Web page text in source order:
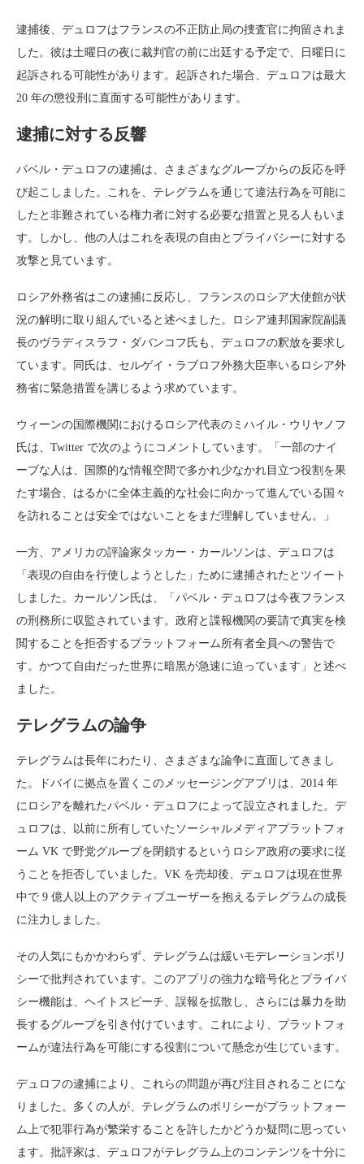
逮捕後、デュロフはフランスの不正防止局の捜査官に拘留されま
した。彼は土曜日の夜に裁判官の前に出廷する予定で、日曜日に
起訴される可能性があります。起訴された場合、デュロフは最大
20 年の懲役刑に直面する可能性があります。
逮捕に対する反響
パベル・デュロフの逮捕は、さまざまなグループからの反応を呼
び起こしました。これを、テレグラムを通じて違法行為を可能に
したと非難されている権力者に対する必要な措置と見る人もいま
す。しかし、他の人はこれを表現の自由とプライバシーに対する
攻撃と見ています。
ロシア外務省はこの逮捕に反応し、フランスのロシア大使館が状
況の解明に取り組んでいると述べました。ロシア連邦国家院副議
長のヴラディスラフ・ダバンコフ氏も、デュロフの釈放を要求し
ています。同氏は、セルゲイ・ラブロフ外務大臣率いるロシア外
務省に緊急措置を講じるよう求めています。
ウィーンの国際機関におけるロシア代表のミハイル・ウリヤノフ
氏は、Twitter で次のようにコメントしています。「一部のナイ
ーブな人は、国際的な情報空間で多かれ少なかれ目立つ役割を果
たす場合、はるかに全体主義的な社会に向かって進んでいる国々
を訪れることは安全ではないことをまだ理解していません。」
一方、アメリカの評論家タッカー・カールソンは、デュロフは
「表現の自由を行使しようとした」ために逮捕されたとツイート
しました。カールソン氏は、「パベル・デュロフは今夜フランス
の刑務所に収監されています。政府と諜報機関の要請で真実を検
閲することを拒否するプラットフォーム所有者全員への警告で
す。かつて自由だった世界に暗黒が急速に迫っています」と述べ
ました。
テレグラムの論争
テレグラムは長年にわたり、さまざまな論争に直面してきまし
た。ドバイに拠点を置くこのメッセージングアプリは、2014 年
にロシアを離れたパベル・デュロフによって設立されました。デ
ュロフは、以前に所有していたソーシャルメディアプラットフォ
ーム VK で野党グループを閉鎖するというロシア政府の要求に従
うことを拒否していました。VK を売却後、デュロフは現在世界
中で 9 億人以上のアクティブユーザーを抱えるテレグラムの成長
に注力しました。
その人気にもかかわらず、テレグラムは緩いモデレーションポリ
シーで批判されています。このアプリの強力な暗号化とプライバ
シー機能は、ヘイトスピーチ、誤報を拡散し、さらには暴力を助
長するグループを引き付けています。これにより、プラットフォ
ームが違法行為を可能にする役割について懸念が生じています。
デュロフの逮捕により、これらの問題が再び注目されることにな
りました。多くの人が、テレグラムのポリシーがプラットフォー
ム上で犯罪行為が繁栄することを許したかどうか疑問に思ってい
ます。批評家は、デュロフがテレグラム上のコンテンツを十分に